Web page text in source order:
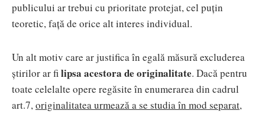
publicului ar trebui cu prioritate protejat, cel puțin
teoretic, față de orice alt interes individual.
Un alt motiv care ar justifica în egală măsură excluderea
știrilor ar filipsa acestora de originalitate. Dacă pentru
toate celelalte opere regăsite în enumerarea din cadrul
art.7,originalitatea urmează a se studia în mod separat,